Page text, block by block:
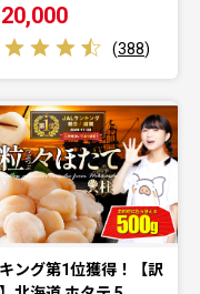
(388)
ング第1位獲得！【訳